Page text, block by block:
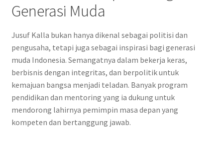
Generasi Muda
Jusuf Kalla bukan hanya dikenal sebagai politisi dan
pengusaha, tetapi juga sebagai inspirasi bagi generasi
muda Indonesia. Semangatnya dalam bekerja keras,
berbisnis dengan integritas, dan berpolitik untuk
kemajuan bangsa menjadi teladan. Banyak program
pendidikan dan mentoring yang ia dukung untuk
mendorong lahirnya pemimpin masa depan yang
kompeten dan bertanggung jawab.